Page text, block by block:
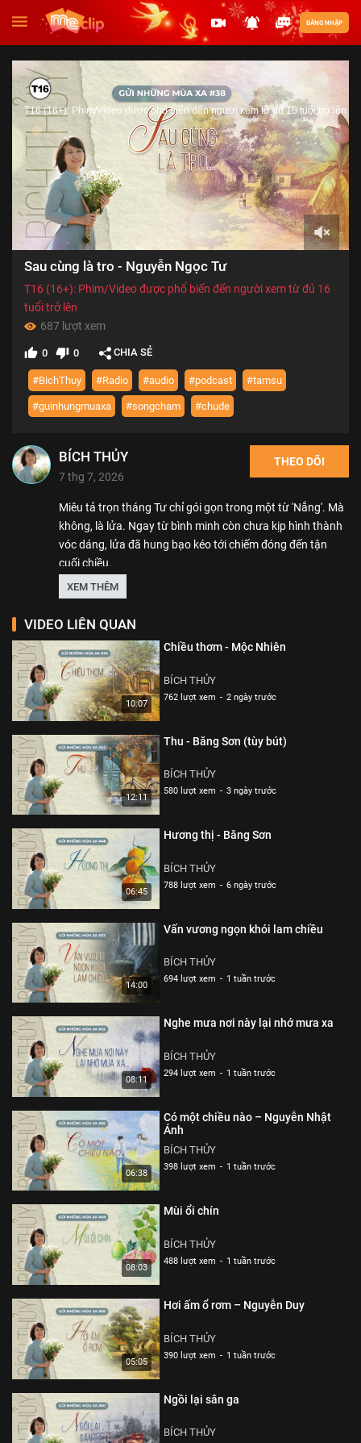
ĐĂNG NHẬP
T16 (16+): Phim/Video được phổ biến đến người xem từ đủ 16 tuổi trở lên
Sau cùng là tro - Nguyễn Ngọc Tư
T16 (16+): Phim/Video được phổ biến đến người xem từ đủ 16
tuổi trở lên
687 lượt xem
0 0 CHIA SẺ
#BichThuy #Radio #audio #podcast #tamsu
#guinhungmuaxa #songcham #chude
BÍCH THỦY
7 thg 7, 2026
THEO DÕI
Miêu tả trọn tháng Tư chỉ gói gọn trong một từ 'Nắng'. Mà
không, là lửa. Ngay từ bình minh còn chưa kịp hình thành
vóc dáng, lửa đã hung bạo kéo tới chiếm đóng đến tận
cuối chiều.
***Sống chậm, lạc trôi vào miền cảm xúc với 'Gửi những
mùa xa'***
Theo dõi kênh Podcast Bích Thủy để cùng nhau sống
chậm, cùng nhau lắng nghe những tâm sự rất thân
thương, ý nghĩa các bạn nhé.
Thể loại :GIA ĐÌNH,
XEM THÊM
VIDEO LIÊN QUAN
10:07
Chiều thơm - Mộc Nhiên
BÍCH THỦY
762 lượt xem - 2 ngày trước
12:11
Thu - Băng Sơn (tùy bút)
BÍCH THỦY
580 lượt xem - 3 ngày trước
06:45
Hương thị - Băng Sơn
BÍCH THỦY
788 lượt xem - 6 ngày trước
14:00
Vấn vương ngọn khói lam chiều
BÍCH THỦY
694 lượt xem - 1 tuần trước
08:11
Nghe mưa nơi này lại nhớ mưa xa
BÍCH THỦY
294 lượt xem - 1 tuần trước
06:38
Có một chiều nào – Nguyễn Nhật
Ánh
BÍCH THỦY
398 lượt xem - 1 tuần trước
08:03
Mùi ổi chín
BÍCH THỦY
488 lượt xem - 1 tuần trước
05:05
Hơi ấm ổ rơm – Nguyễn Duy
BÍCH THỦY
390 lượt xem - 1 tuần trước
Ngồi lại sân ga
BÍCH THỦY